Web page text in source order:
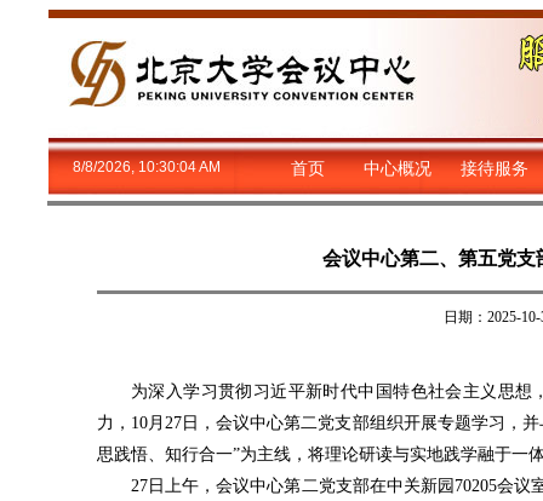
8/8/2026, 10:30:05 AM 首页 中心概况 接待服务
会议中心第二、第五党
日期：2025-
为深入学习贯彻习近平新时代中国特色社会主义思
力，10月27日，会议中心第二党支部组织开展专题学习，
思践悟、知行合一”为主线，将理论研读与实地践学融于一
27日上午，会议中心第二党支部在中关新园70205会